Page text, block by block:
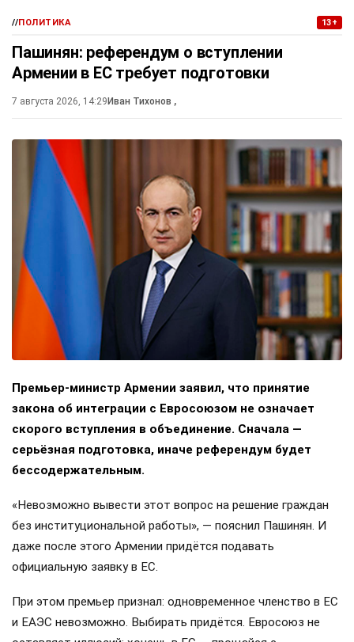
//ПОЛИТИКА 13+
Пашинян: референдум о вступлении
Армении в ЕС требует подготовки
7 августа 2026, 14:29 Иван Тихонов ,
Премьер-министр Армении заявил, что принятие
закона об интеграции с Евросоюзом не означает
скорого вступления в объединение. Сначала —
серьёзная подготовка, иначе референдум будет
бессодержательным.
«Невозможно вывести этот вопрос на решение граждан
без институциональной работы», — пояснил Пашинян. И
даже после этого Армении придётся подавать
официальную заявку в ЕС.
При этом премьер признал: одновременное членство в ЕС
и ЕАЭС невозможно. Выбирать придётся. Евросоюз не